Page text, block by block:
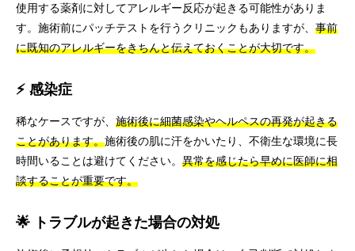
使用する薬剤に対してアレルギー反応が起きる可能性がありま
す。施術前にパッチテストを行うクリニックもありますが、 事前
に既知のアレルギーをきちんと伝えておくことが大切です。
⚡ 感染症
稀なケースですが、 施術後に細菌感染やヘルペスの再発が起きる
ことがあります。施術後の肌に汗をかいたり、不衛生な環境に長
時間いることは避けてください。 異常を感じたら早めに医師に相
談することが重要です。
🌟 トラブルが起きた場合の対処